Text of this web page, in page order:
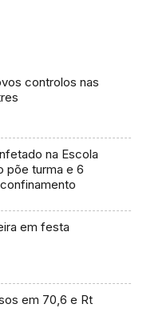
controlos nas
na Escola
põe turma e 6
em festa
em 70,6 e Rt